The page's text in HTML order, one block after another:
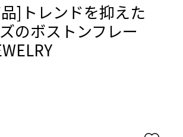
]トレンドを抑えた
のボストンフレー